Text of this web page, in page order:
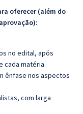
oferecer (além do
no edital, após
cada matéria.
ênfase nos aspectos
com larga